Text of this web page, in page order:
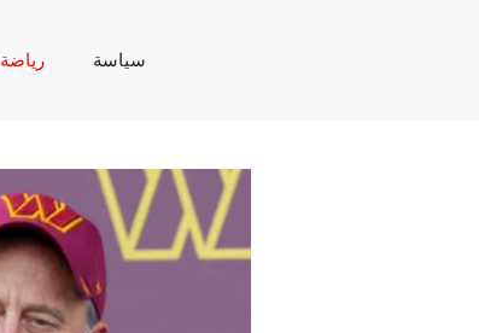
سياسة رياضة